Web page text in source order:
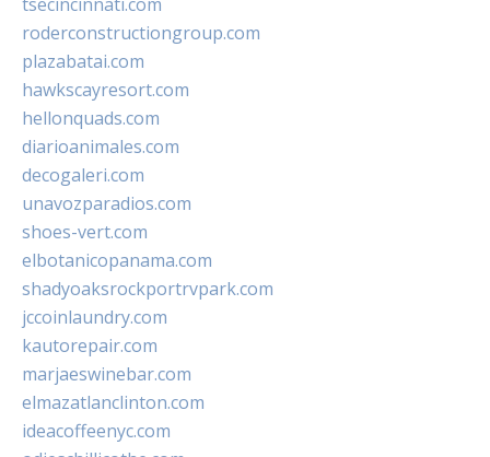
roderconstructiongroup.com
plazabatai.com
hawkscayresort.com
hellonquads.com
diarioanimales.com
decogaleri.com
unavozparadios.com
shoes-vert.com
elbotanicopanama.com
shadyoaksrockportrvpark.com
jccoinlaundry.com
kautorepair.com
marjaeswinebar.com
elmazatlanclinton.com
ideacoffeenyc.com